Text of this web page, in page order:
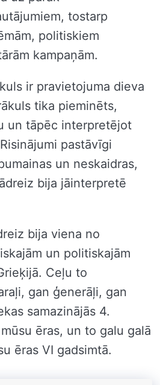
tostarp
politiskiem
kampaņām.
ir pravietojuma dieva
tika pieminēts,
un tāpēc interpretējot
pastāvīgi
un neskaidras,
bija jāinterpretē
bija viena no
un politiskajām
Ceļu to
gan ģenerāļi, gan
samazinājās 4.
ēras, un to galu galā
ēras VI gadsimtā.